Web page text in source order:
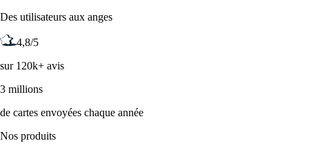
Des utilisateurs aux anges
4,8/5
sur 120k+ avis
3 millions
de cartes envoyées chaque année
Nos produits